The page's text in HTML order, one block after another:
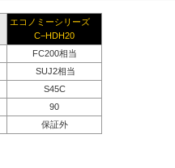
エコノミーシリーズ
C−HDH20
FC200相当
SUJ2相当
S45C
90
保証外